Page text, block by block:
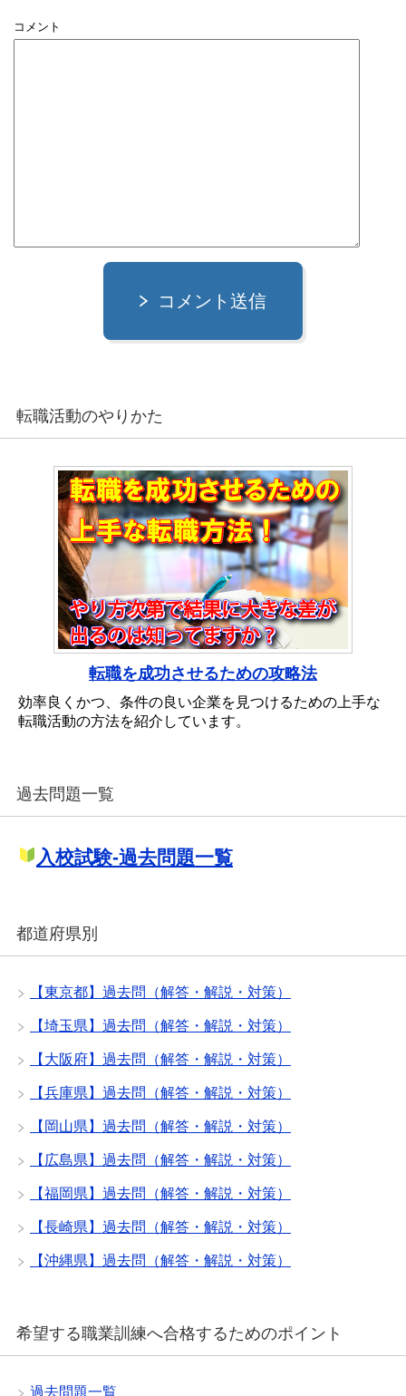
コメント
コメント送信
転職活動のやりかた
転職を成功させるための攻略法
効率良くかつ、条件の良い企業を見つけるための上手な
転職活動の方法を紹介しています。
過去問題一覧
入校試験-過去問題一覧
都道府県別
【東京都】過去問（解答・解説・対策）
【埼玉県】過去問（解答・解説・対策）
【大阪府】過去問（解答・解説・対策）
【兵庫県】過去問（解答・解説・対策）
【岡山県】過去問（解答・解説・対策）
【広島県】過去問（解答・解説・対策）
【福岡県】過去問（解答・解説・対策）
【長崎県】過去問（解答・解説・対策）
【沖縄県】過去問（解答・解説・対策）
希望する職業訓練へ合格するためのポイント
過去問題一覧